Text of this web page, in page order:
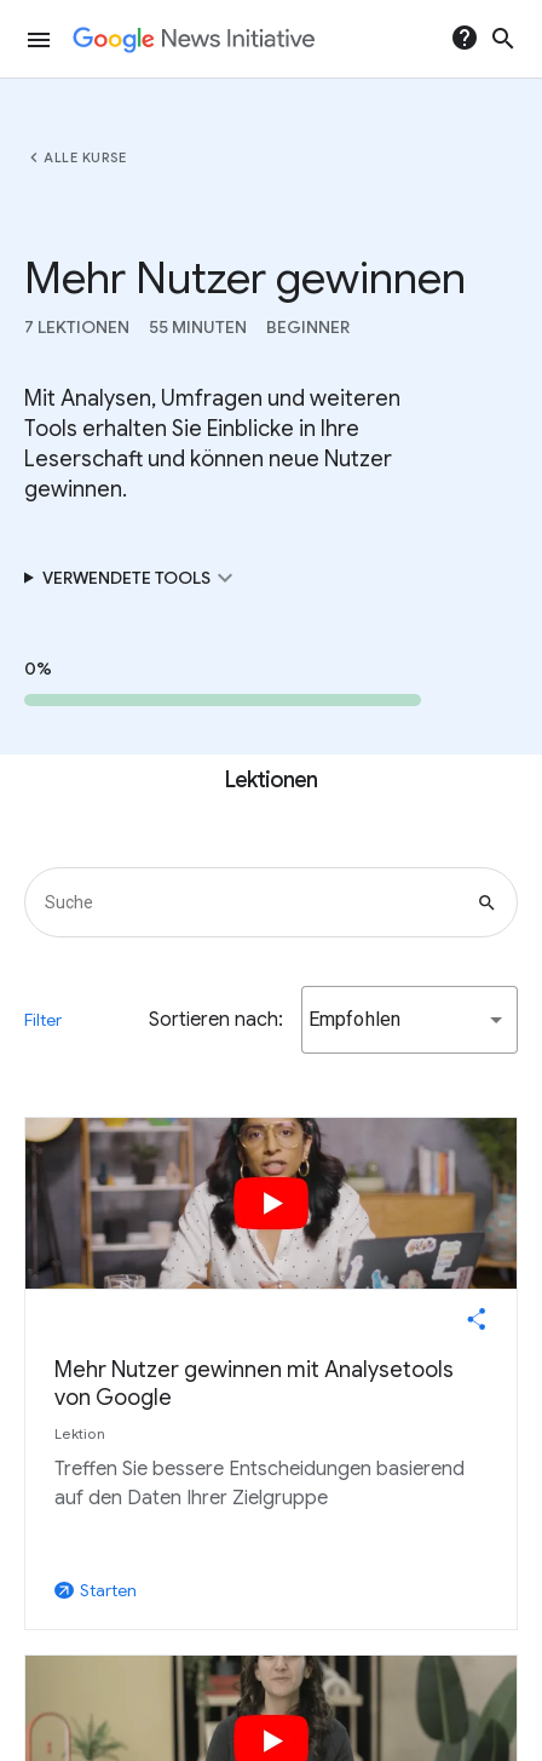
menu help search
chevron_left ALLE KURSE
Mehr Nutzer gewinnen
7 LEKTIONEN 55 MINUTEN BEGINNER
Mit Analysen, Umfragen und weiteren
Tools erhalten Sie Einblicke in Ihre
Leserschaft und können neue Nutzer
gewinnen.
VERWENDETE TOOLSexpand_more
0%
Lektionen
search
Filter Sortieren nach: Empfohlen
Mehr Nutzer gewinnen mit Analysetools
von Google
Lektion
Treffen Sie bessere Entscheidungen basierend
auf den Daten Ihrer Zielgruppe
arrow_outward Starten